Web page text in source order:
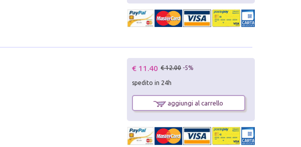
€ 11.40 € 12.00 -5%
spedito in 24h
aggiungi al carrello